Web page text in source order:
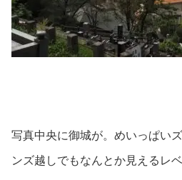
写真中央に御城が。めいっぱい
ンズ越しでもなんとか見えるレベ